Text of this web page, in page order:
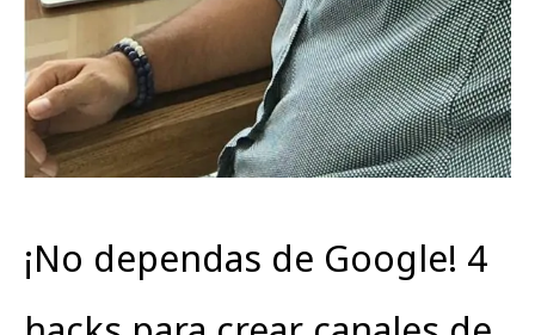
¡No dependas de Google! 4